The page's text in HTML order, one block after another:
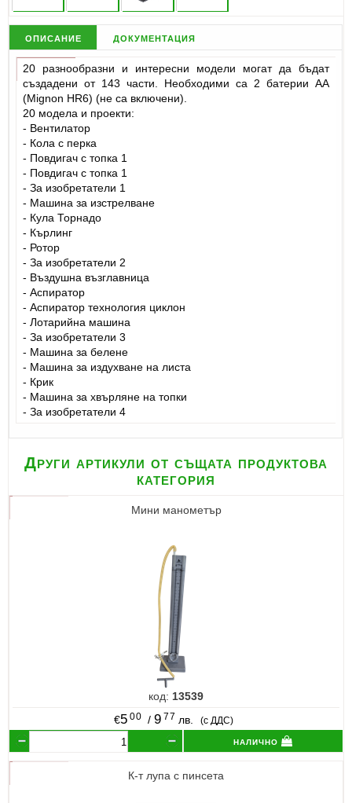
описание документация
20 разнообразни и интересни модели могат да бъдат
създадени от 143 части. Необходими са 2 батерии AA
(Mignon HR6) (не са включени).
20 модела и проекти:
- Вентилатор
- Кола с перка
- Повдигач с топка 1
- Повдигач с топка 1
- За изобретатели 1
- Машина за изстрелване
- Кула Торнадо
- Кърлинг
- Ротор
- За изобретатели 2
- Въздушна възглавница
- Аспиратор
- Аспиратор технология циклон
- Лотарийна машина
- За изобретатели 3
- Машина за белене
- Машина за издухване на листа
- Крик
- Машина за хвърляне на топки
- За изобретатели 4
Други артикули от същата продуктова
категория
Мини манометър
код: 13539
€5 00 /9 77 лв. (с ДДС)
налично
К-т лупа с пинсета